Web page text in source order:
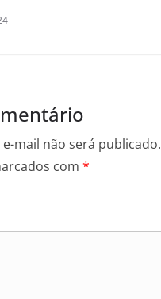
mail não será publicado.
com *